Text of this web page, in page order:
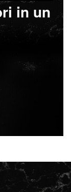
in un